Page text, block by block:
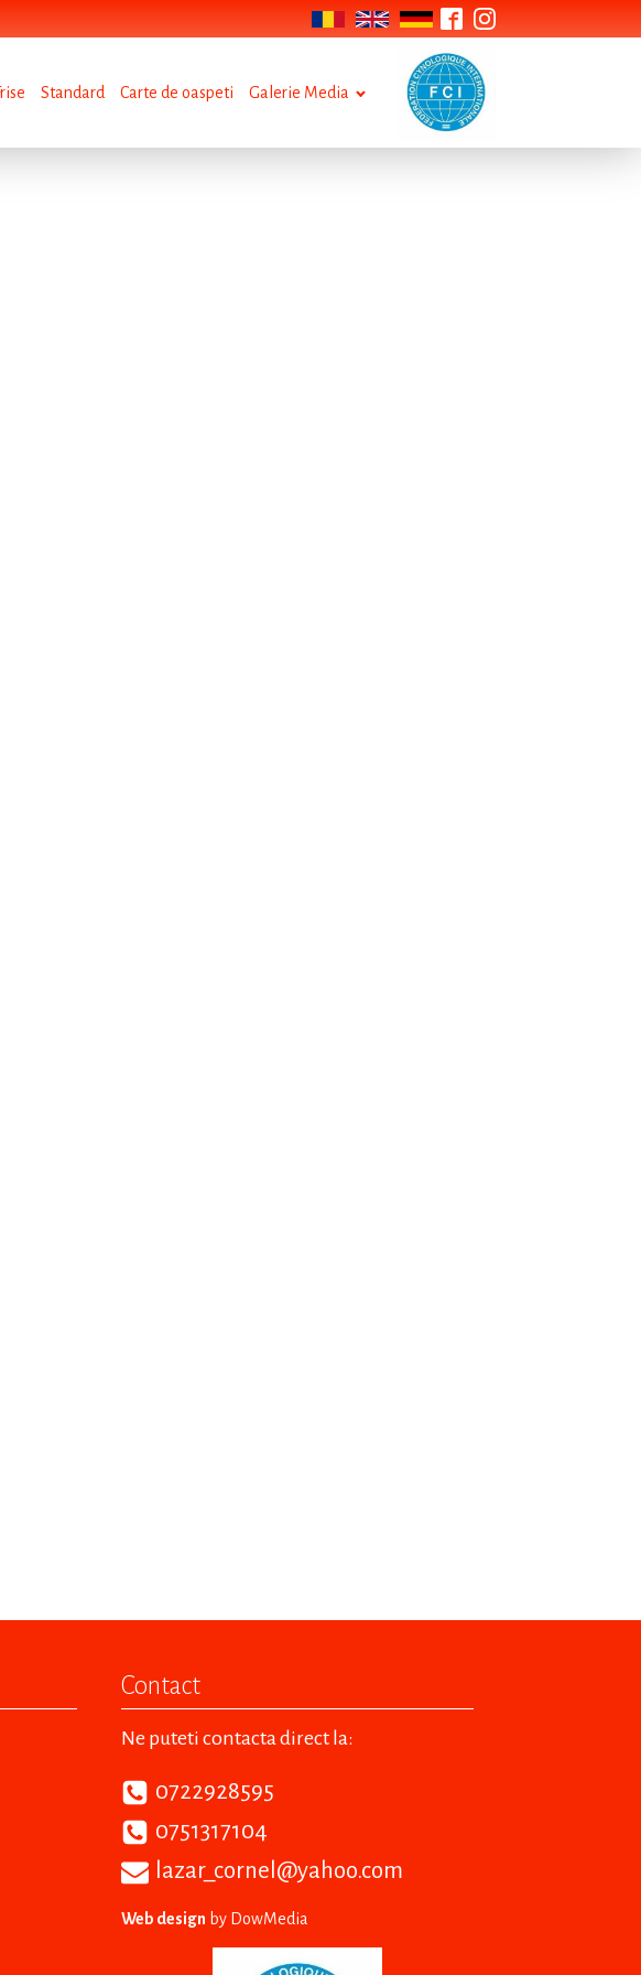
Standard Carte de oaspeti Galerie Media
Contact
Ne puteti contacta direct la:
0722928595
0751317104
lazar_cornel@yahoo.com
Web design by DowMedia